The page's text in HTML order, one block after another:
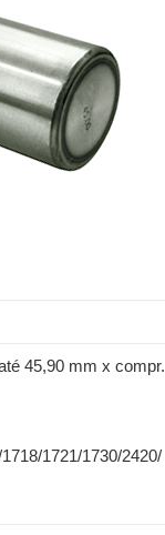
45,90 mm x compr.
1721/1730/2420/